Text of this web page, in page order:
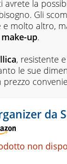
avrete la
Gli
e molto altro,
make-up.
, resistente
le sue
da
non